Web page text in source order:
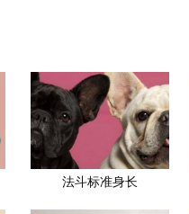
法斗标准身长